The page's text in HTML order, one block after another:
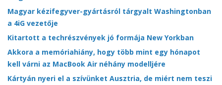
Magyar kézifegyver-gyártásról tárgyalt Washingtonban
a 4iG vezetője
Kitartott a techrészvények jó formája New Yorkban
Akkora a memóriahiány, hogy több mint egy hónapot
kell várni az MacBook Air néhány modelljére
Kártyán nyeri el a szívünket Ausztria, de miért nem teszi